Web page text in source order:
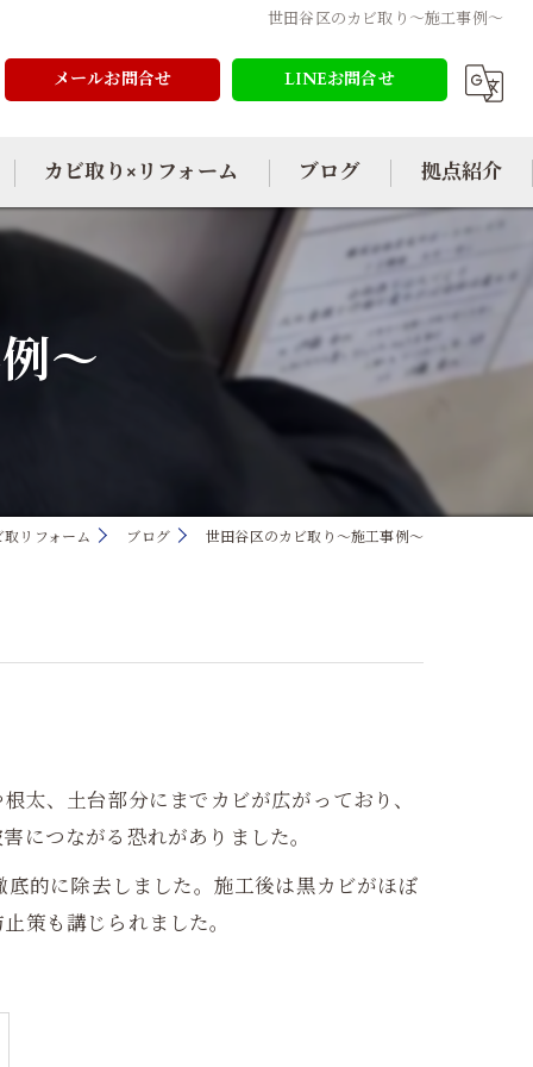
世田谷区のカビ取り～施工事例～
メールお問合せ LINEお問合せ
カビ取り×リフォーム ブログ 拠点紹介
～
リフォーム ブログ 世田谷区のカビ取り～施工事例～
太、土台部分にまでカビが広がっており、
につながる恐れがありました。
的に除去しました。施工後は黒カビがほぼ
策も講じられました。